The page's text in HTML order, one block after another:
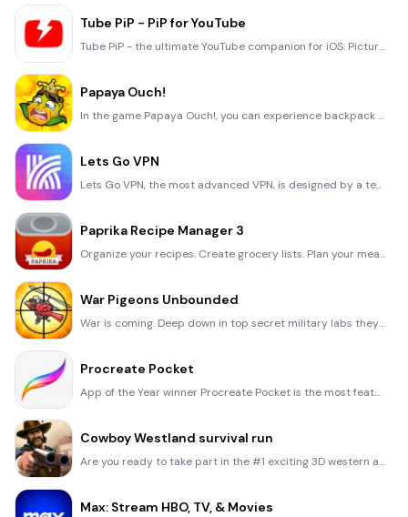
Tube PiP - PiP for YouTube
Tube PiP - the ultimate YouTube companion for iOS: Picture in Picture (PiP) Playback: Watch YouTube
Papaya Ouch!
In the game Papaya Ouch!, you can experience backpack management, tower defense, TD, merge, match 2,
Lets Go VPN
Lets Go VPN, the most advanced VPN, is designed by a team of top developers who strive to ensure all
Paprika Recipe Manager 3
Organize your recipes. Create grocery lists. Plan your meals. Download recipes from your favorite we
War Pigeons Unbounded
War is coming. Deep down in top secret military labs they have evolved, mutated - and escaped. The f
Procreate Pocket
App of the Year winner Procreate Pocket is the most feature-packed and versatile art app ever design
Cowboy Westland survival run
Are you ready to take part in the #1 exciting 3D western adventure? Cowboy Westland survival run mak
Max: Stream HBO, TV, & Movies